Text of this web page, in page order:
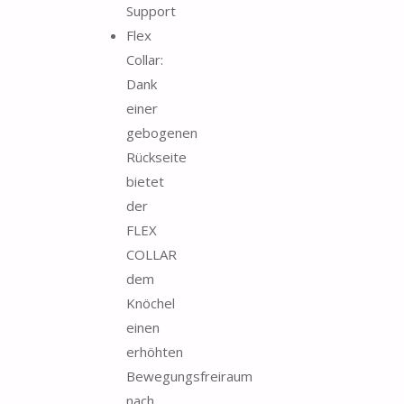
Support
Flex
Collar:
Dank
einer
gebogenen
Rückseite
bietet
der
FLEX
COLLAR
dem
Knöchel
einen
erhöhten
Bewegungsfreiraum
nach